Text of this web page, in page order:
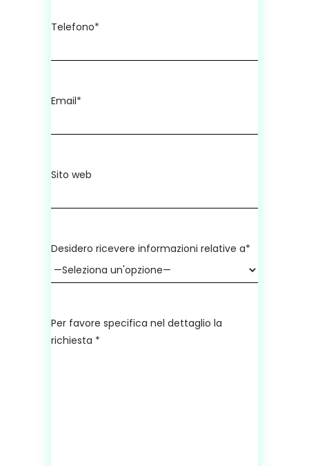
Telefono*
Email*
Sito web
Desidero ricevere informazioni relative a*
Per favore specifica nel dettaglio la
richiesta *